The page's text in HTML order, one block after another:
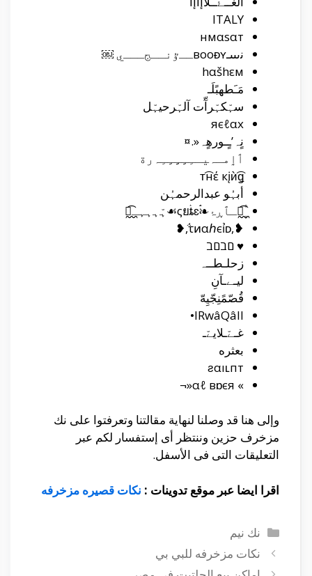
ITALY
нмαѕαт
ﻧںںںـвooᴆʏــﯝﻧــﺞـــﻱ ￼
hαšhεм
مَـَطهبًلَـ
سہّكہّرآّت آلہّرحيہّل
яєℓαx
نٍہ’ـٍـورهٍہ«.¤
ٲٳمـہﯿــِـِِـِِِـِِـِہﺭة
т͡нέ кįѝ͡ǥ
أبہُو عبدالرحمہُن
ঔ᪶۪۫͡ـٱڕۂ❧ۛۘςยۛۛȶɛ☙ﮨّﮨﮨﮩـঔ᪶͡
❥΅,τͷαℎєỉᴅ,΅❥
♥ םבםב
زحلـطــہ
ليـﮯـآنِ
قُصّمًنِجّيِهّ
lRwâQâII•
غـےّـلايےّـ
بعثره
ƨαıʟпт
» αℓ вɒєя«¬
وإلى هنا قد وصلنا لنهاية مقالتنا وتعرفتوا على نك
مزخرف حزين وننتظر أى إستفسار لكم عبر
التعليقات التى فى الأسفل.
اقرا ايضا عبر موقع تدوينات : نكات قصيره مزخرفه
التصنيفات
نك نيم
نكات مزخرفه للبي بي